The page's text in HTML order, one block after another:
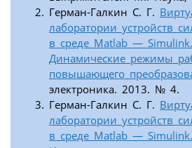
Герман-Галкин С. Г.
лаборатории устройств
в среде Matlab —
Динамические режимы
повышающего
электроника. 2013. № 4.
Герман-Галкин С. Г.
лаборатории устройств
в среде Matlab —